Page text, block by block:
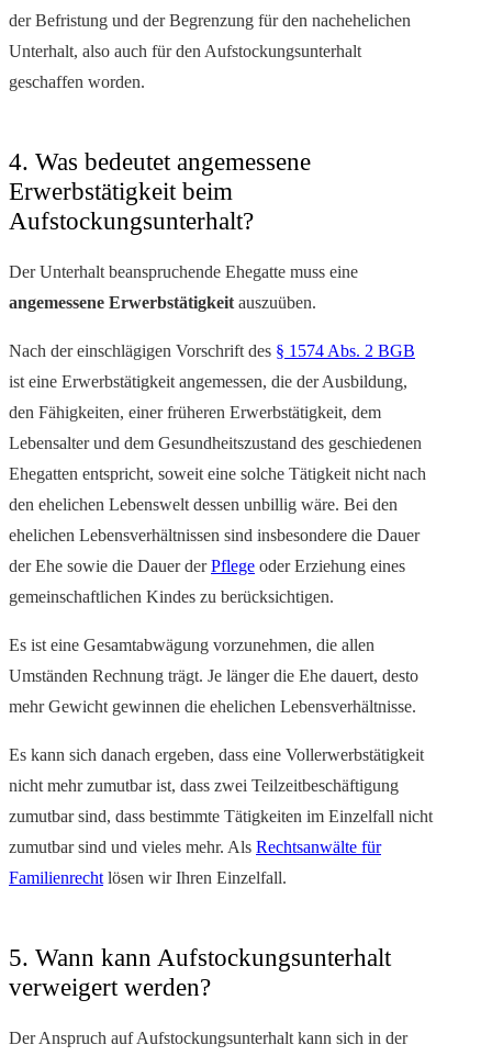
der Befristung und der Begrenzung für den nachehelichen
Unterhalt, also auch für den Aufstockungsunterhalt
geschaffen worden.
4. Was bedeutet angemessene
Erwerbstätigkeit beim
Aufstockungsunterhalt?
Der Unterhalt beanspruchende Ehegatte muss eine
angemessene Erwerbstätigkeit auszuüben.
Nach der einschlägigen Vorschrift des § 1574 Abs. 2 BGB
ist eine Erwerbstätigkeit angemessen, die der Ausbildung,
den Fähigkeiten, einer früheren Erwerbstätigkeit, dem
Lebensalter und dem Gesundheitszustand des geschiedenen
Ehegatten entspricht, soweit eine solche Tätigkeit nicht nach
den ehelichen Lebenswelt dessen unbillig wäre. Bei den
ehelichen Lebensverhältnissen sind insbesondere die Dauer
der Ehe sowie die Dauer derPflege oder Erziehung eines
gemeinschaftlichen Kindes zu berücksichtigen.
Es ist eine Gesamtabwägung vorzunehmen, die allen
Umständen Rechnung trägt. Je länger die Ehe dauert, desto
mehr Gewicht gewinnen die ehelichen Lebensverhältnisse.
Es kann sich danach ergeben, dass eine Vollerwerbstätigkeit
nicht mehr zumutbar ist, dass zwei Teilzeitbeschäftigung
zumutbar sind, dass bestimmte Tätigkeiten im Einzelfall nicht
zumutbar sind und vieles mehr. Als Rechtsanwälte für
Familienrecht lösen wir Ihren Einzelfall.
5. Wann kann Aufstockungsunterhalt
verweigert werden?
Der Anspruch auf Aufstockungsunterhalt kann sich in der